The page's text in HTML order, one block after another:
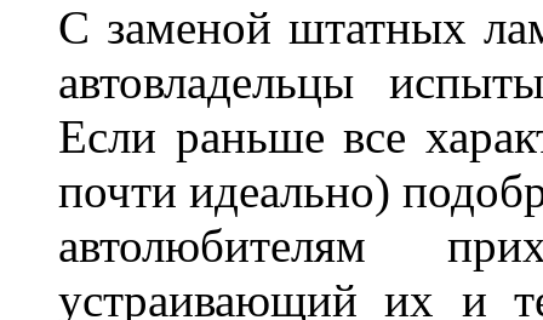
С заменой штатных
автовладельцы
Если раньше все
почти идеально)
автолюбителям
устраивающий их и